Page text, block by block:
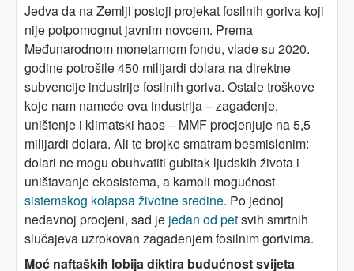
Jedva da na Zemlji postoji projekat fosilnih goriva koji
nije potpomognut javnim novcem. Prema
Međunarodnom monetarnom fondu, vlade su 2020.
godine potrošile 450 milijardi dolara na direktne
subvencije industrije fosilnih goriva. Ostale troškove
koje nam nameće ova industrija – zagađenje,
uništenje i klimatski haos – MMF procjenjuje na 5,5
milijardi dolara. Ali te brojke smatram besmislenim:
dolari ne mogu obuhvatiti gubitak ljudskih života i
uništavanje ekosistema, a kamoli mogućnost
sistemskog kolapsa životne sredine. Po jednoj
nedavnoj procjeni, sad je jedan od petsvih smrtnih
slučajeva uzrokovan zagađenjem fosilnim gorivima.
Moć naftaških lobija diktira budućnost svijeta